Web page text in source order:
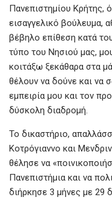
Πανεπιστημίου Κρήτης,
εισαγγελικό βούλευμα,
βέβηλο επίθεση κατά
τύπο του Νησιού μας,
κοιτάξω ξεκάθαρα στα
θέλουν να δούνε και να
εμπειρία μου και τον
δύσκολη διαδρομή.
Το δικαστήριο,
Κοτρόγιαννο και
θέλησε να
Πανεπιστήμια και να
διήρκησε 3 μήνες με 29